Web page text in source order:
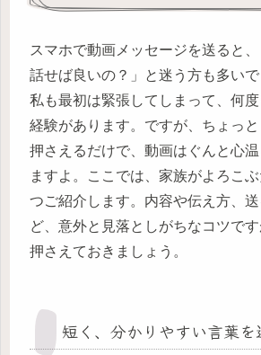
スマホで動画メッセージを送ると
話せば良いの？」と迷う方も多い
私も最初は緊張してしまって、何
経験があります。ですが、ちょっ
押さえるだけで、動画はぐんと心
ますよ。ここでは、家族がよろこ
つご紹介します。内容や伝え方、
ど、意外と見落としがちなコツで
押さえておきましょう。
短く、分かりやすい言葉を